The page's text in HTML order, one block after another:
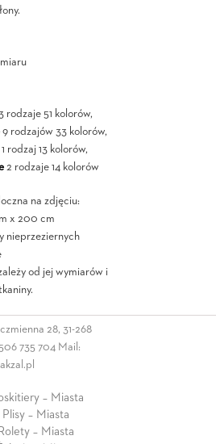
rodzaje 51 kolorów,
9 rodzajów 33 kolorów,
rodzaj 13 kolorów,
2 rodzaje 14 kolorów
na zdjęciu:
x 200 cm
nieprzeziernych
od jej wymiarów i
28, 31-268
506 735 704 Mail:
– Miasta
Plisy – Miasta
Rolety – Miasta